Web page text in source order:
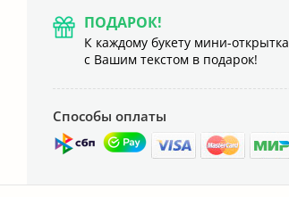
ПОДАРОК!
К каждому букету мини-открытка
с Вашим текстом в подарок!
Способы оплаты